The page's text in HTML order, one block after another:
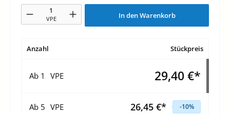
Produkt Anzahl: Gib den gewünschten Wert ein oder benutze die
VPE
In den Warenkorb
Anzahl Stückpreis
Ab 1 VPE 29,40 €*
Ab 5 VPE 26,45 €* -10%